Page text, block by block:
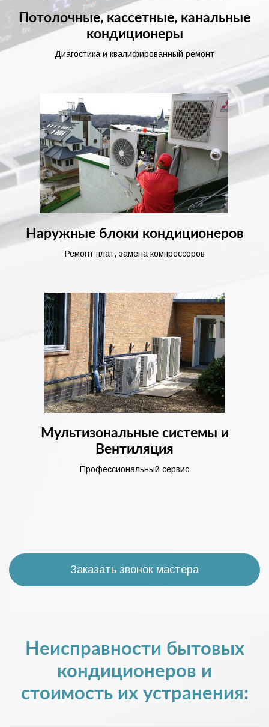
Потолочные, кассетные, канальные
кондиционеры
Диагостика и квалифированный ремонт
Наружные блоки кондиционеров
Ремонт плат, замена компрессоров
Мультизональные системы и
Вентиляция
Профессиональный сервис
Заказать звонок мастера
Неисправности бытовых
кондиционеров и
стоимость их устранения: